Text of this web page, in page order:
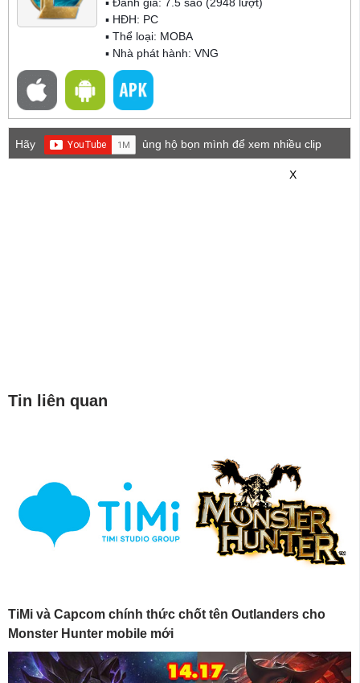
▪ HĐH: PC
▪ Thể loại: MOBA
▪ Nhà phát hành: VNG
Hãy
ủng hộ bọn mình để xem nhiều clip
X
Tin liên quan
TiMi và Capcom chính thức chốt tên Outlanders cho
Monster Hunter mobile mới